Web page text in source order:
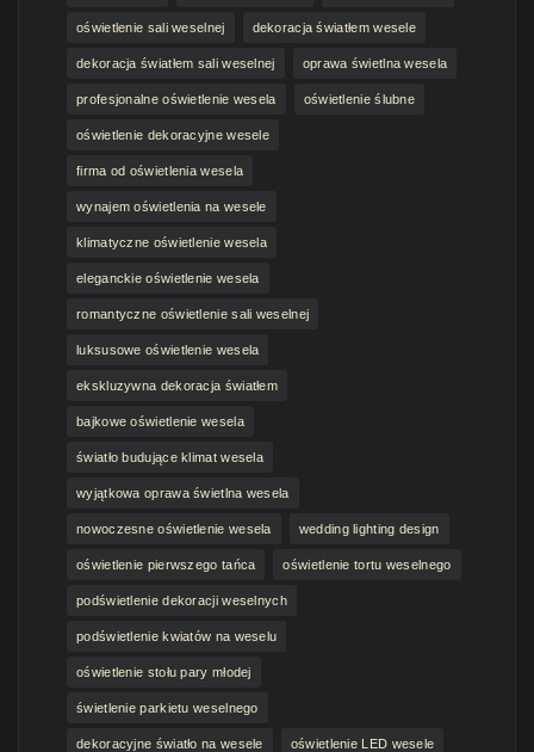
oświetlenie sali weselnej dekoracja światłem wesele
dekoracja światłem sali weselnej oprawa świetlna wesela
profesjonalne oświetlenie wesela oświetlenie ślubne
oświetlenie dekoracyjne wesele
firma od oświetlenia wesela
wynajem oświetlenia na wesele
klimatyczne oświetlenie wesela
eleganckie oświetlenie wesela
romantyczne oświetlenie sali weselnej
luksusowe oświetlenie wesela
ekskluzywna dekoracja światłem
bajkowe oświetlenie wesela
światło budujące klimat wesela
wyjątkowa oprawa świetlna wesela
nowoczesne oświetlenie wesela wedding lighting design
oświetlenie pierwszego tańca oświetlenie tortu weselnego
podświetlenie dekoracji weselnych
podświetlenie kwiatów na weselu
oświetlenie stołu pary młodej
świetlenie parkietu weselnego
dekoracyjne światło na wesele oświetlenie LED wesele